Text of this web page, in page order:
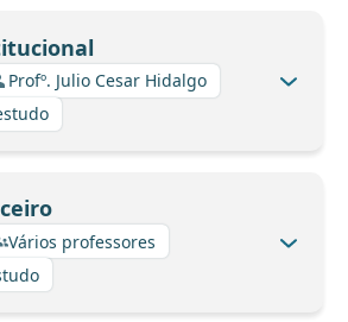
Profº. Julio Cesar Hidalgo
Vários professores